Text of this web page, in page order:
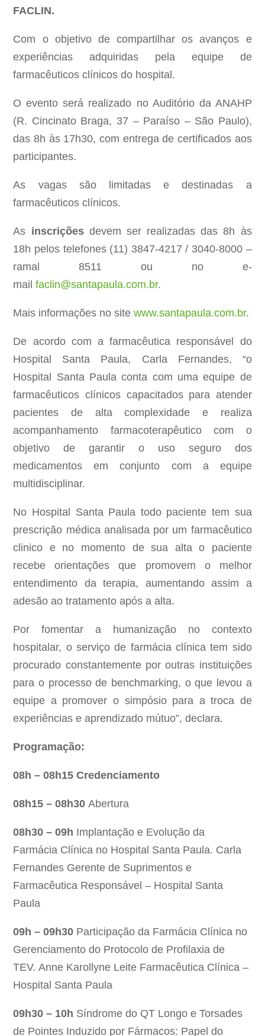
FACLIN.
Com o objetivo de compartilhar os avanços e
experiências adquiridas pela equipe de
farmacêuticos clínicos do hospital.
O evento será realizado no Auditório da ANAHP
(R. Cincinato Braga, 37 – Paraíso – São Paulo),
das 8h às 17h30, com entrega de certificados aos
participantes.
As vagas são limitadas e destinadas a
farmacêuticos clínicos.
As inscrições devem ser realizadas das 8h às
18h pelos telefones (11) 3847-4217 / 3040-8000 –
ramal 8511 ou no e-
mailfaclin@santapaula.com.br.
Mais informações no sitewww.santapaula.com.br.
De acordo com a farmacêutica responsável do
Hospital Santa Paula, Carla Fernandes, “o
Hospital Santa Paula conta com uma equipe de
farmacêuticos clínicos capacitados para atender
pacientes de alta complexidade e realiza
acompanhamento farmacoterapêutico com o
objetivo de garantir o uso seguro dos
medicamentos em conjunto com a equipe
multidisciplinar.
No Hospital Santa Paula todo paciente tem sua
prescrição médica analisada por um farmacêutico
clinico e no momento de sua alta o paciente
recebe orientações que promovem o melhor
entendimento da terapia, aumentando assim a
adesão ao tratamento após a alta.
Por fomentar a humanização no contexto
hospitalar, o serviço de farmácia clínica tem sido
procurado constantemente por outras instituições
para o processo de benchmarking, o que levou a
equipe a promover o simpósio para a troca de
experiências e aprendizado mútuo”, declara.
Programação:
08h – 08h15 Credenciamento
08h15 – 08h30 Abertura
08h30 – 09h Implantação e Evolução da
Farmácia Clínica no Hospital Santa Paula. Carla
Fernandes Gerente de Suprimentos e
Farmacêutica Responsável – Hospital Santa
Paula
09h – 09h30 Participação da Farmácia Clínica no
Gerenciamento do Protocolo de Profilaxia de
TEV. Anne Karollyne Leite Farmacêutica Clínica –
Hospital Santa Paula
09h30 – 10h Síndrome do QT Longo e Torsades
de Pointes Induzido por Fármacos: Papel do